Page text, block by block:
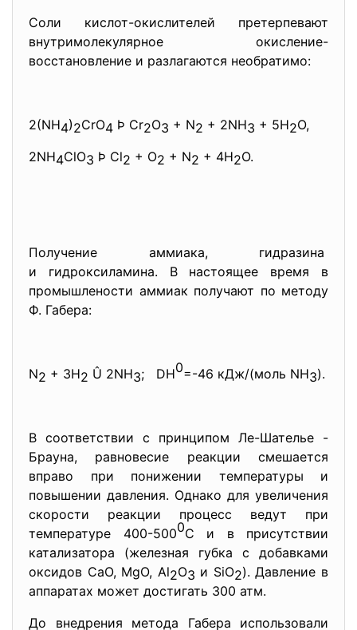
Соли кислот-окислителей претерпевают
внутримолекулярное окисление-
восстановление и разлагаются необратимо:
2(NH4)2CrO4 Þ Cr2O3 + N2 + 2NH3 + 5H2O,
2NH4ClO3 Þ Cl2 + O2 + N2 + 4H2O.
Получение аммиака, гидразина
и гидроксиламина. В настоящее время в
промышлености аммиак получают по методу
Ф. Габера:
N2 + 3H2 Û 2NH3; DH0=-46 кДж/(моль NH3).
В соответствии с принципом Ле-Шателье -
Брауна, равновесие реакции смешается
вправо при понижении температуры и
повышении давления. Однако для увеличения
скорости реакции процесс ведут при
температуре 400-5000С и в присутствии
катализатора (железная губка с добавками
оксидов CaO, MgO, Al2O3 и SiO2). Давление в
аппаратах может достигать 300 атм.
До внедрения метода Габера использовали